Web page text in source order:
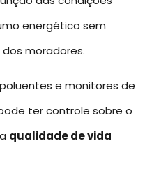
energético sem
moradores.
e monitores de
ter controle sobre o
qualidade de vida